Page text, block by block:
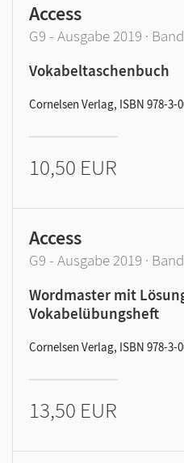
Access
G9 - Ausgabe 2019 ·
Vokabeltaschenbuch
Cornelsen Verlag, ISBN 978-3-
10,50 EUR
Access
G9 - Ausgabe 2019 ·
Wordmaster mit
Vokabelübungsheft
Cornelsen Verlag, ISBN 978-3-
13,50 EUR